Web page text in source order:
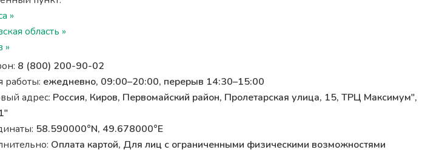
»
область »
»
8 (800) 200-90-02
работы: ежедневно, 09:00–20:00, перерыв 14:30–15:00
адрес: Россия, Киров, Первомайский район, Пролетарская улица, 15, ТРЦ Максимум",
58.590000°N, 49.678000°E
Оплата картой, Для лиц с ограниченными физическими возможностями